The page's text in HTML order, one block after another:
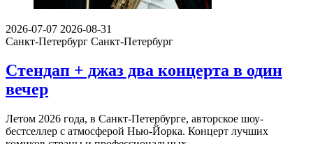
2026-07-07 2026-08-31
Санкт-Петербург Санкт-Петербург
Стендап + джаз два концерта в один
вечер
Летом 2026 года, в Санкт-Петербурге, авторское шоу-
бестселлер с атмосферой Нью-Йорка. Концерт лучших